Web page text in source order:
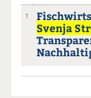
1
Svenja